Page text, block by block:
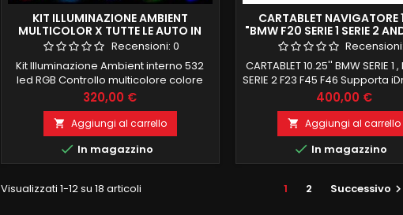
KIT ILLUMINAZIONE AMBIENT
MULTICOLOR X TUTTE LE AUTO IN
COMMERCIO
Recensioni: 0
Kit Illuminazione Ambient interno 532
led RGB Controllo multicolore colore
tramite app su smartphone LE Strisce
sono composte de 100 led interni per
una corretta ed uniforme illuminazione
e si possono anche tagliare a misura
Kit è composto da: 4 strisce porte 4
maniglie 4 portaoggetti porte 4
PEZZI 75CM 1 PEZZO...
Prezzo
320,00 €
 Aggiungi al carrello
 In magazzino
CARTABLET NAVIGATORE
"BMW F20 SERIE 1 SERIE 2
GB RAM 32 ROM
CARTABLET 10.25'' BMW SERIE 1 ,
SERIE 2 F23 F45 F46 Supporta
ANDROID 12, SNAPDRAGON
OCTACORE OCTACORE 2GB
ROM CARPLAY E ANDROID
INGRESSO SIM 4G
ANTIRIFLESSO LOGO ALLA
RECUPERO COMANDI AL
E OFFLINE CAVO USB PER
Prezzo
400,00 €
 Aggiungi al carrello
 In magazzino
Visualizzati 1-12 su 18 articoli 1 2 Successivo 